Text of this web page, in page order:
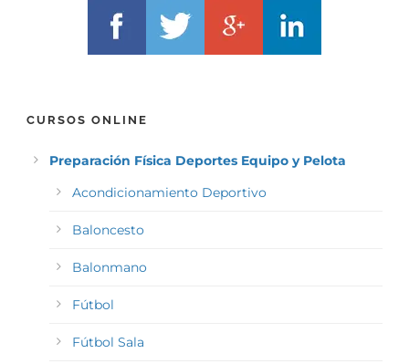
CURSOS ONLINE
Preparación Física Deportes Equipo y Pelota
Acondicionamiento Deportivo
Baloncesto
Balonmano
Fútbol
Fútbol Sala